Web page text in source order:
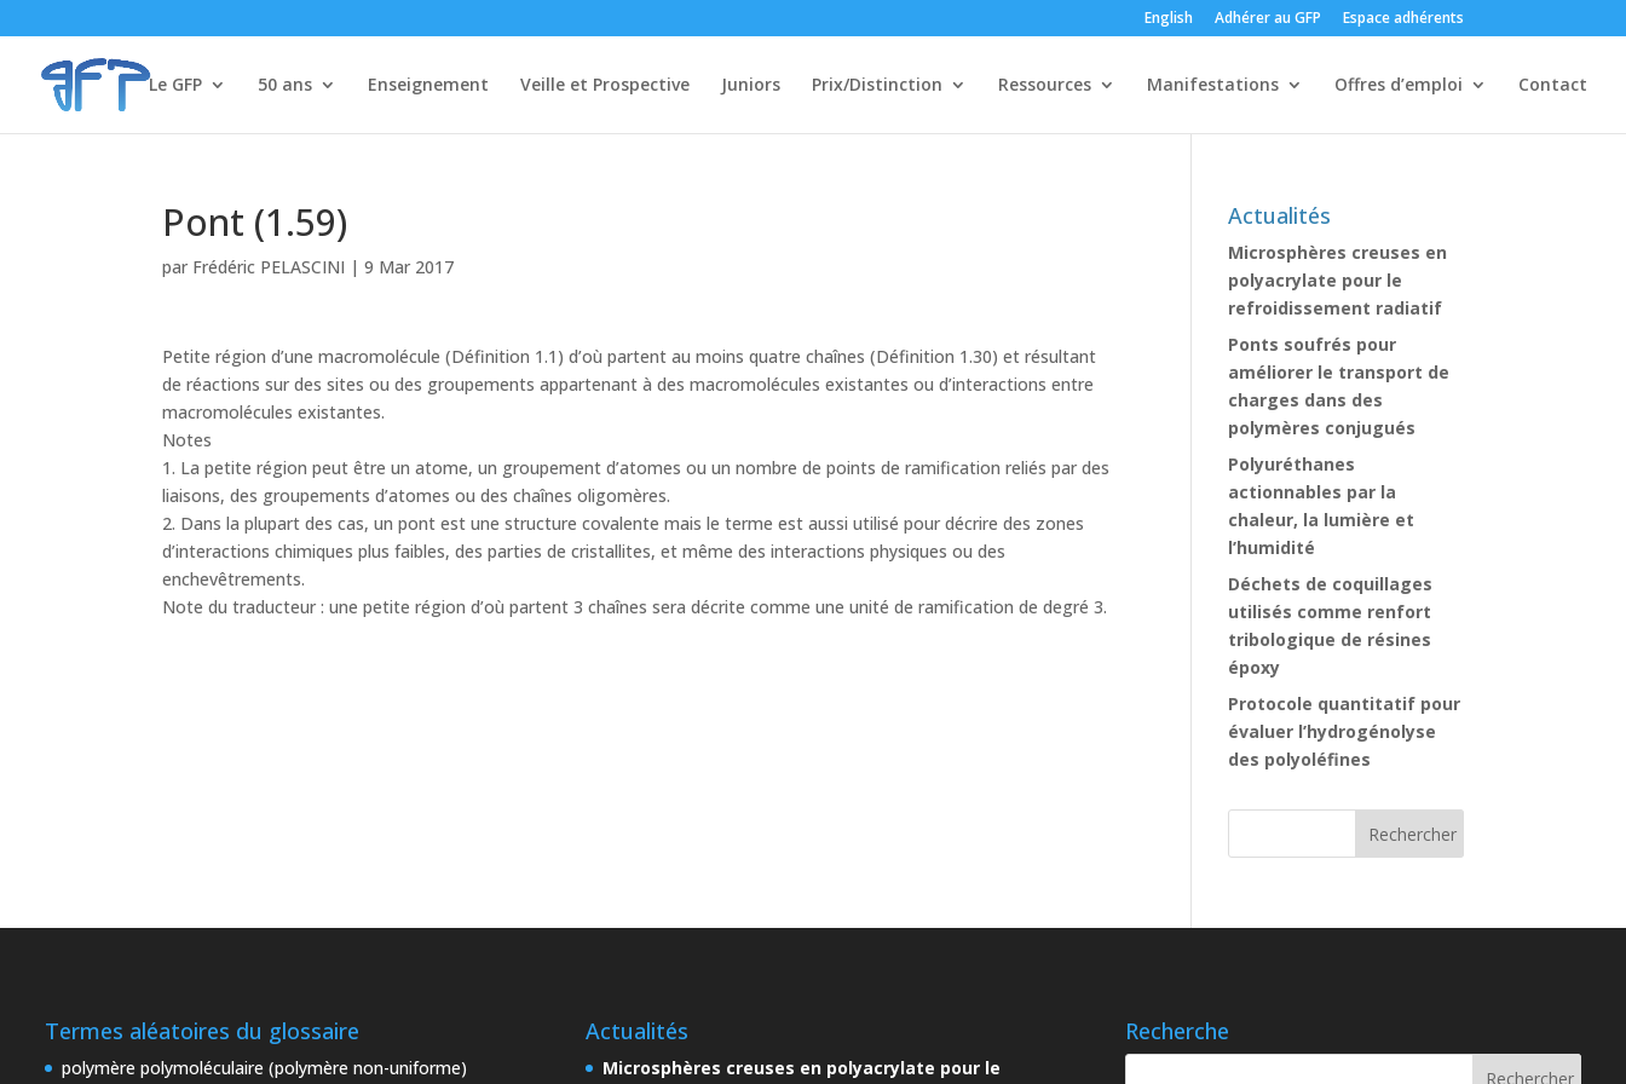
English Adhérer au GFP Espace adhérents
Le GFP 50 ans Enseignement Veille et Prospective Juniors Prix/Distinction Ressources Manifestations Offres d’emploi Contact
Pont (1.59)
par Frédéric PELASCINI |9 Mar 2017
Petite région d’une macromolécule (Définition 1.1) d’où partent au moins quatre chaînes (Définition 1.30) et résultant
de réactions sur des sites ou des groupements appartenant à des macromolécules existantes ou d’interactions entre
macromolécules existantes.
Notes
1. La petite région peut être un atome, un groupement d’atomes ou un nombre de points de ramification reliés par des
liaisons, des groupements d’atomes ou des chaînes oligomères.
2. Dans la plupart des cas, un pont est une structure covalente mais le terme est aussi utilisé pour décrire des zones
d’interactions chimiques plus faibles, des parties de cristallites, et même des interactions physiques ou des
enchevêtrements.
Note du traducteur : une petite région d’où partent 3 chaînes sera décrite comme une unité de ramification de degré 3.
Actualités
Microsphères creuses en
polyacrylate pour le
refroidissement radiatif
Ponts soufrés pour
améliorer le transport de
charges dans des
polymères conjugués
Polyuréthanes
actionnables par la
chaleur, la lumière et
l’humidité
Déchets de coquillages
utilisés comme renfort
tribologique de résines
époxy
Protocole quantitatif pour
évaluer l’hydrogénolyse
des polyoléfines
Termes aléatoires du glossaire
polymère polymoléculaire (polymère non-uniforme)
Actualités
Microsphères creuses en polyacrylate pour le
Recherche